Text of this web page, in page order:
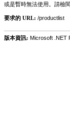
或是暫時無法使用。請檢
要求的 URL: /productlist
版本資訊: Microsoft .NET